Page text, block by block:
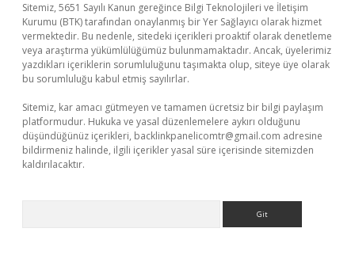
Sitemiz, 5651 Sayılı Kanun gereğince Bilgi Teknolojileri ve İletişim
Kurumu (BTK) tarafından onaylanmış bir Yer Sağlayıcı olarak hizmet
vermektedir. Bu nedenle, sitedeki içerikleri proaktif olarak denetleme
veya araştırma yükümlülüğümüz bulunmamaktadır. Ancak, üyelerimiz
yazdıkları içeriklerin sorumluluğunu taşımakta olup, siteye üye olarak
bu sorumluluğu kabul etmiş sayılırlar.
Sitemiz, kar amacı gütmeyen ve tamamen ücretsiz bir bilgi paylaşım
platformudur. Hukuka ve yasal düzenlemelere aykırı olduğunu
düşündüğünüz içerikleri, backlinkpanelicomtr@gmail.com adresine
bildirmeniz halinde, ilgili içerikler yasal süre içerisinde sitemizden
kaldırılacaktır.